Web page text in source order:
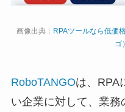
画像出典： RPAツールなら低価
ゴ
RoboTANGOは、RPA
い企業に対して、業